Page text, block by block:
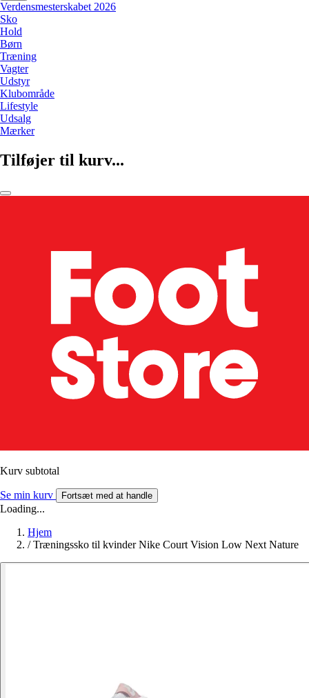
Verdensmesterskabet 2026
Sko
Hold
Børn
Træning
Vagter
Udstyr
Klubområde
Lifestyle
Udsalg
Mærker
Tilføjer til kurv...
Kurv subtotal
Se min kurv Fortsæt med at handle
Loading...
Hjem
/ Træningssko til kvinder Nike Court Vision Low Next Nature